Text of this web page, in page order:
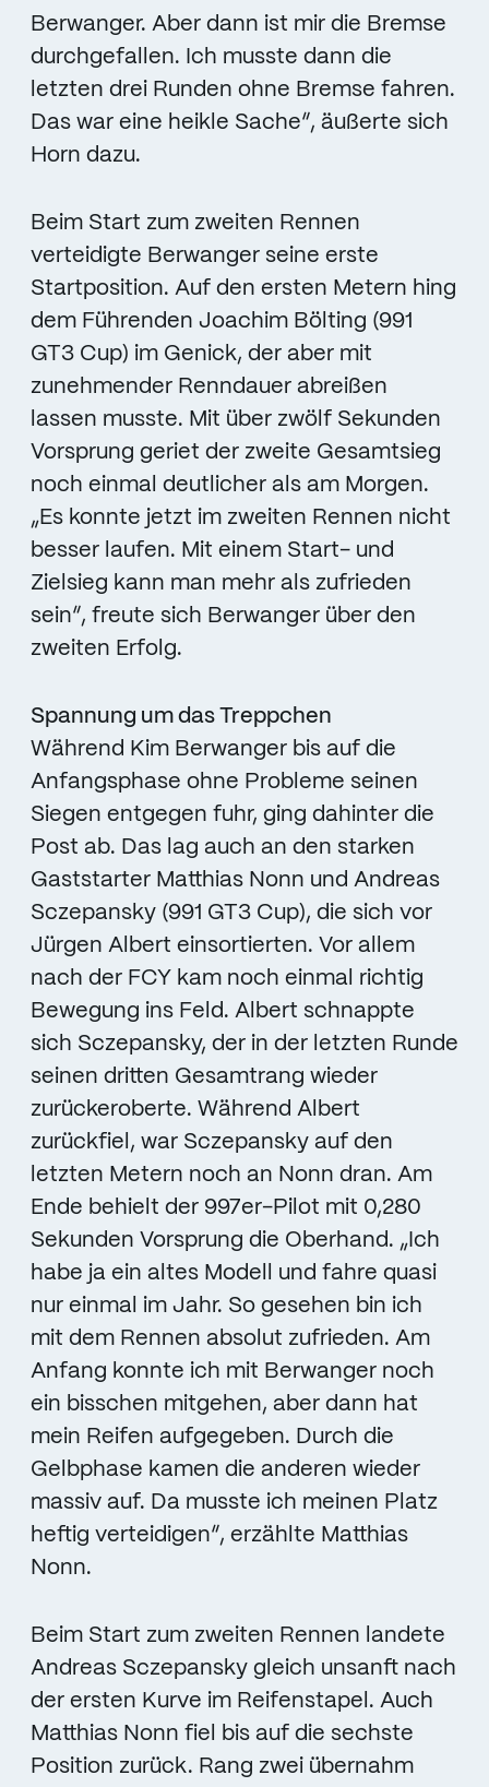
Berwanger. Aber dann ist mir die Bremse
durchgefallen. Ich musste dann die
letzten drei Runden ohne Bremse fahren.
Das war eine heikle Sache“, äußerte sich
Horn dazu.
Beim Start zum zweiten Rennen
verteidigte Berwanger seine erste
Startposition. Auf den ersten Metern hing
dem Führenden Joachim Bölting (991
GT3 Cup) im Genick, der aber mit
zunehmender Renndauer abreißen
lassen musste. Mit über zwölf Sekunden
Vorsprung geriet der zweite Gesamtsieg
noch einmal deutlicher als am Morgen.
„Es konnte jetzt im zweiten Rennen nicht
besser laufen. Mit einem Start- und
Zielsieg kann man mehr als zufrieden
sein“, freute sich Berwanger über den
zweiten Erfolg.
Spannung um das Treppchen
Während Kim Berwanger bis auf die
Anfangsphase ohne Probleme seinen
Siegen entgegen fuhr, ging dahinter die
Post ab. Das lag auch an den starken
Gaststarter Matthias Nonn und Andreas
Sczepansky (991 GT3 Cup), die sich vor
Jürgen Albert einsortierten. Vor allem
nach der FCY kam noch einmal richtig
Bewegung ins Feld. Albert schnappte
sich Sczepansky, der in der letzten Runde
seinen dritten Gesamtrang wieder
zurückeroberte. Während Albert
zurückfiel, war Sczepansky auf den
letzten Metern noch an Nonn dran. Am
Ende behielt der 997er-Pilot mit 0,280
Sekunden Vorsprung die Oberhand. „Ich
habe ja ein altes Modell und fahre quasi
nur einmal im Jahr. So gesehen bin ich
mit dem Rennen absolut zufrieden. Am
Anfang konnte ich mit Berwanger noch
ein bisschen mitgehen, aber dann hat
mein Reifen aufgegeben. Durch die
Gelbphase kamen die anderen wieder
massiv auf. Da musste ich meinen Platz
heftig verteidigen“, erzählte Matthias
Nonn.
Beim Start zum zweiten Rennen landete
Andreas Sczepansky gleich unsanft nach
der ersten Kurve im Reifenstapel. Auch
Matthias Nonn fiel bis auf die sechste
Position zurück. Rang zwei übernahm